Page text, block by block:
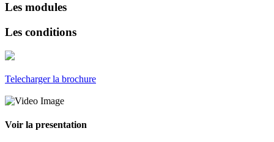
Les modules
Les conditions
Telecharger la brochure
Voir la presentation